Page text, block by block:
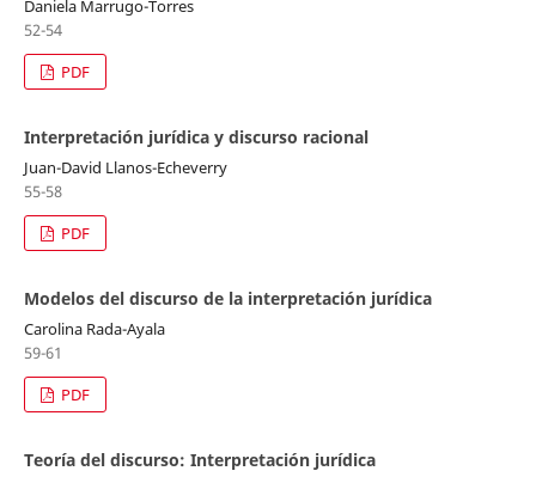
Daniela Marrugo-Torres
52-54
PDF
Interpretación jurídica y discurso racional
Juan-David Llanos-Echeverry
55-58
PDF
Modelos del discurso de la interpretación jurídica
Carolina Rada-Ayala
59-61
PDF
Teoría del discurso: Interpretación jurídica